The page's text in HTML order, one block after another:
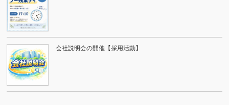
会社説明会の開催【採用活動】